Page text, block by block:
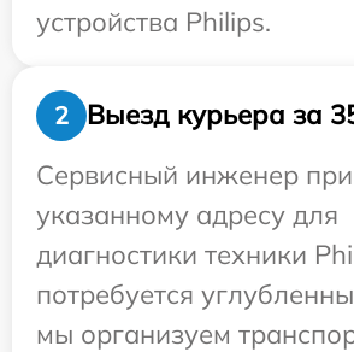
устройства Philips.
2
Выезд курьера за
Сервисный инженер
указанному адресу для
диагностики техники
потребуется
мы организуем